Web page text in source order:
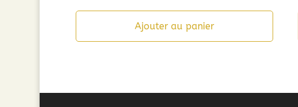
actuel
est :
Ajouter au panier